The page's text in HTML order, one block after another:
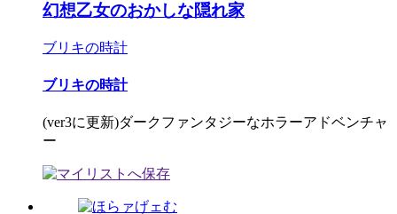
幻想乙女のおかしな隠れ家
ブリキの時計
ブリキの時計
(ver3に更新)ダークファンタジーなホラーアドベンチャ
ー